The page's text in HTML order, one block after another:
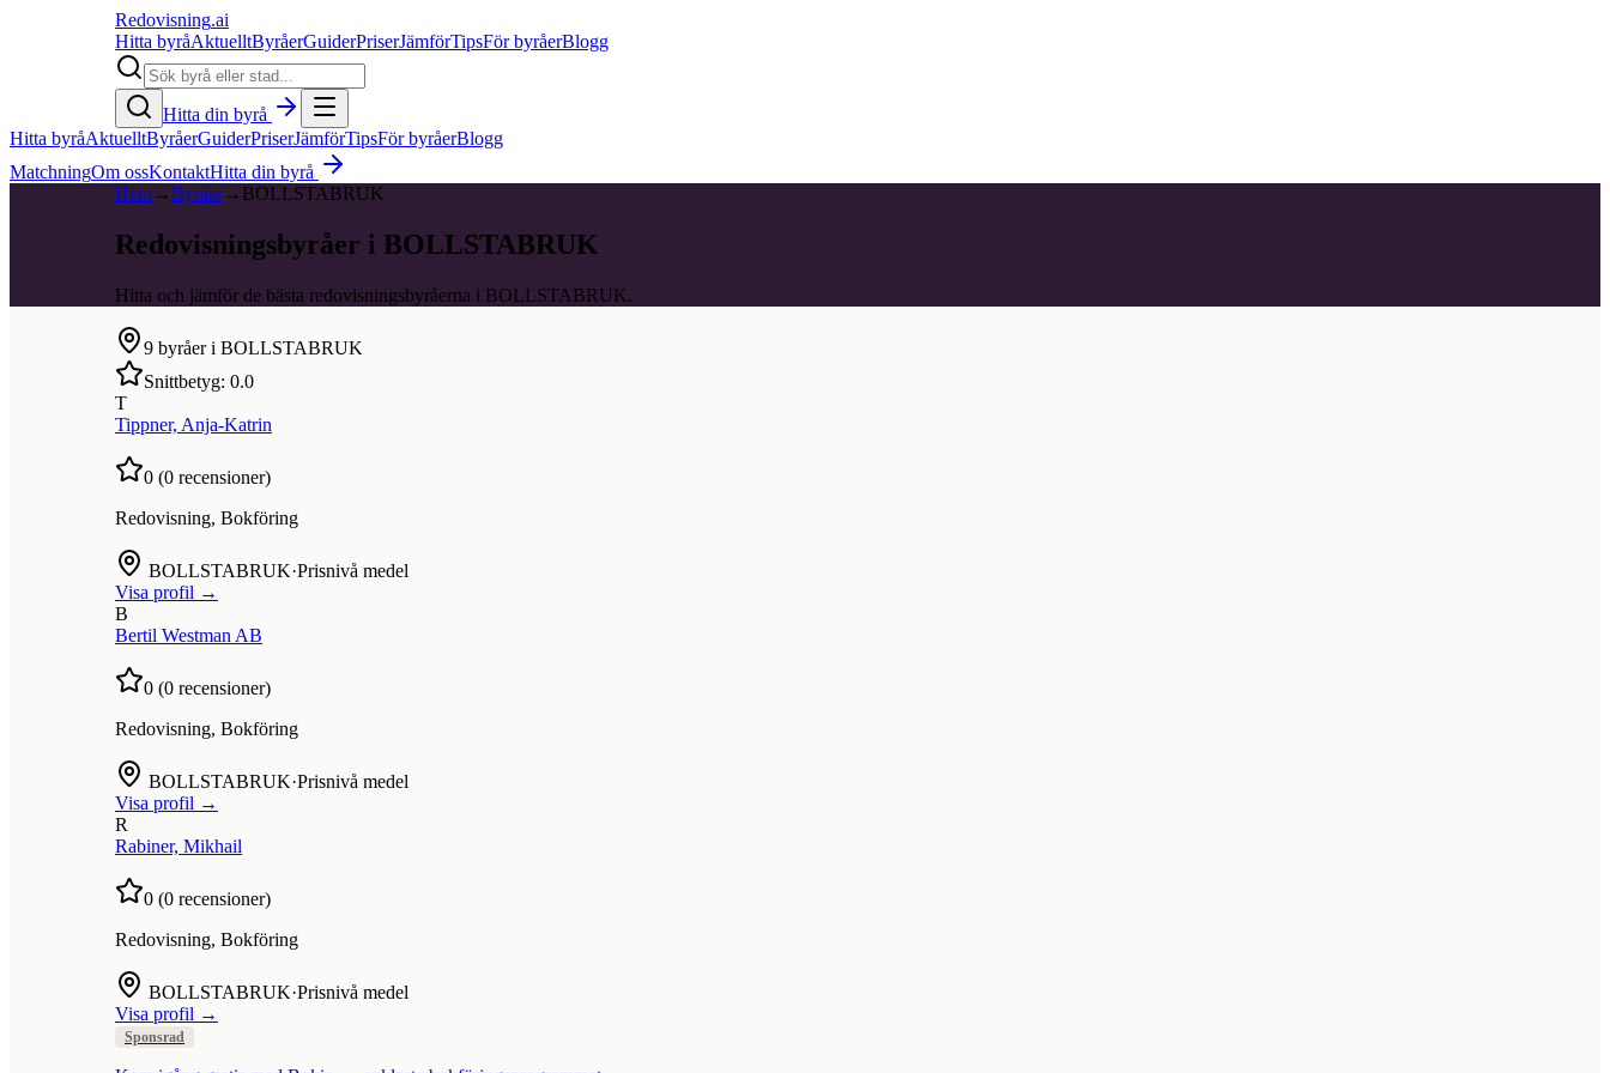
Redovisning.ai
Hitta byråAktuelltByråerGuiderPriserJämförTipsFör byråerBlogg
Hitta din byrå
Hitta byråAktuelltByråerGuiderPriserJämförTipsFör byråerBlogg
MatchningOm ossKontaktHitta din byrå
Hem→Byråer→ BOLLSTABRUK
Redovisningsbyråer i BOLLSTABRUK
Hitta och jämför de bästa redovisningsbyråerna i BOLLSTABRUK.
9 byråer i BOLLSTABRUK
Snittbetyg: 0.0
T
Tippner, Anja-Katrin
0 (0 recensioner)
Redovisning, Bokföring
BOLLSTABRUK·Prisnivå medel
Visa profil →
B
Bertil Westman AB
0 (0 recensioner)
Redovisning, Bokföring
BOLLSTABRUK·Prisnivå medel
Visa profil →
R
Rabiner, Mikhail
0 (0 recensioner)
Redovisning, Bokföring
BOLLSTABRUK·Prisnivå medel
Visa profil →
Sponsrad